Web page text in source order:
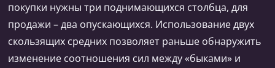
покупки нужны три поднимающихся столбца, для
продажи – два опускающихся. Использование двух
скользящих средних позволяет раньше обнаружить
изменение соотношения сил между «быками» и